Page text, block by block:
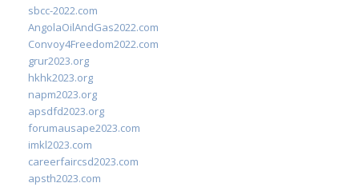
sbcc-2022.com
AngolaOilAndGas2022.com
Convoy4Freedom2022.com
grur2023.org
hkhk2023.org
napm2023.org
apsdfd2023.org
forumausape2023.com
imkl2023.com
careerfaircsd2023.com
apsth2023.com